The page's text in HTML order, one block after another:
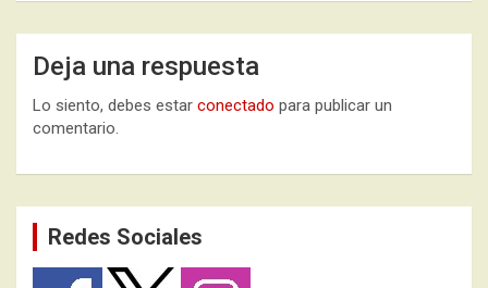
Deja una respuesta
Lo siento, debes estar conectado para publicar un
comentario.
Redes Sociales